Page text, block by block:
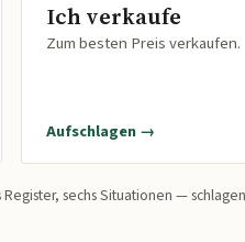
Ich verkaufe
Zum besten Preis verkaufen.
Aufschlagen →
Register, sechs Situationen —